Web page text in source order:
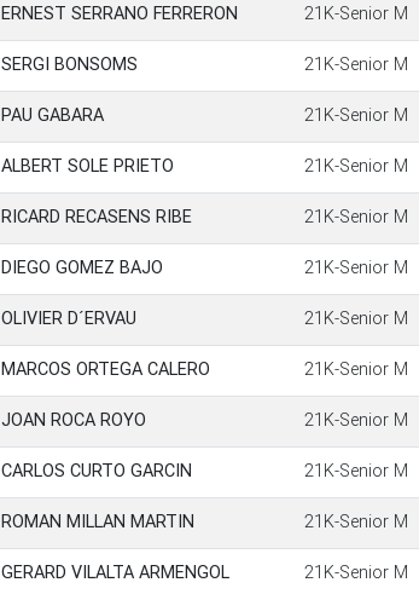
ERNEST SERRANO FERRERON 21K-Senior M
SERGI BONSOMS 21K-Senior M
PAU GABARA 21K-Senior M
ALBERT SOLE PRIETO 21K-Senior M
RICARD RECASENS RIBE 21K-Senior M
DIEGO GOMEZ BAJO 21K-Senior M
OLIVIER D´ERVAU 21K-Senior M
MARCOS ORTEGA CALERO 21K-Senior M
JOAN ROCA ROYO 21K-Senior M
CARLOS CURTO GARCIN 21K-Senior M
ROMAN MILLAN MARTIN 21K-Senior M
GERARD VILALTA ARMENGOL 21K-Senior M